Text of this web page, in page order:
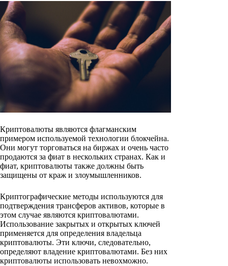
Криптовалюты являются флагманским
примером используемой технологии блокчейна.
Они могут торговаться на биржах и очень часто
продаются за фиат в нескольких странах. Как и
фиат, криптовалюты также должны быть
защищены от краж и злоумышленников.
Криптографические методы используются для
подтверждения трансферов активов, которые в
этом случае являются криптовалютами.
Использование закрытых и открытых ключей
применяется для определения владельца
криптовалюты. Эти ключи, следовательно,
определяют владение криптовалютами. Без них
криптовалюты использовать невохможно.